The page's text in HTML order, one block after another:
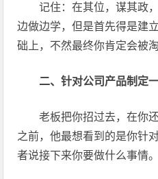
记住：在其位，谋其政
边做边学，但是首先得是建
础上，不然最终你肯定会被淘
二、针对公司产品制定
老板把你招过去，在你
之前，他最想看到的是你针
者说接下来你要做什么事情。